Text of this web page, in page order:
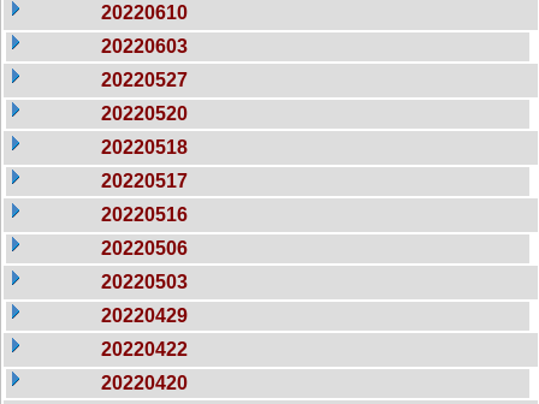
20220610
20220603
20220527
20220520
20220518
20220517
20220516
20220506
20220503
20220429
20220422
20220420